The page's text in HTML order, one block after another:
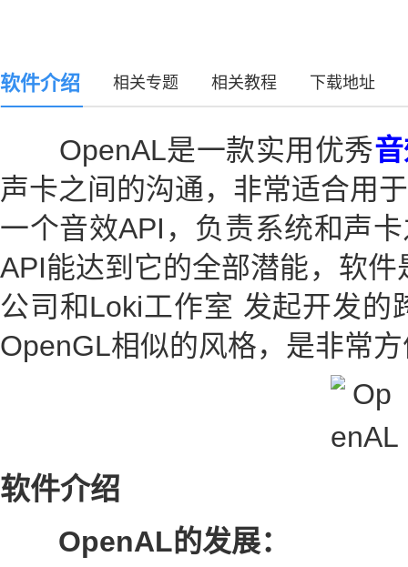
软件介绍 相关专题 相关教程 下载地址
OpenAL是一款实用优秀
声卡之间的沟通，非常适合用
一个音效API，负责系统和声
API能达到它的全部潜能，软
公司和Loki工作室 发起开发的
OpenGL相似的风格，是非常
软件介绍
OpenAL的发展：